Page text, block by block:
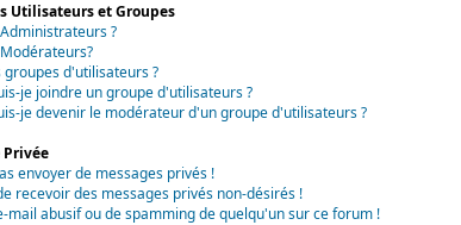
Utilisateurs et Groupes
?
groupes d'utilisateurs ?
je joindre un groupe d'utilisateurs ?
je devenir le modérateur d'un groupe d'utilisateurs ?
Privée
envoyer de messages privés !
recevoir des messages privés non-désirés !
mail abusif ou de spamming de quelqu'un sur ce forum !